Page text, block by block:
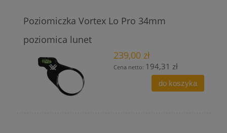
Poziomiczka Vortex Lo Pro 34mm
poziomica lunet
239,00 zł
Cena netto: 194,31 zł
do koszyka